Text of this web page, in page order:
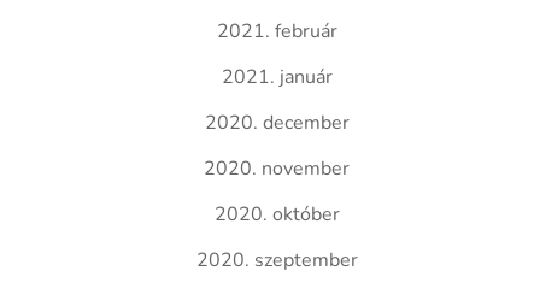
2021. február
2021. január
2020. december
2020. november
2020. október
2020. szeptember